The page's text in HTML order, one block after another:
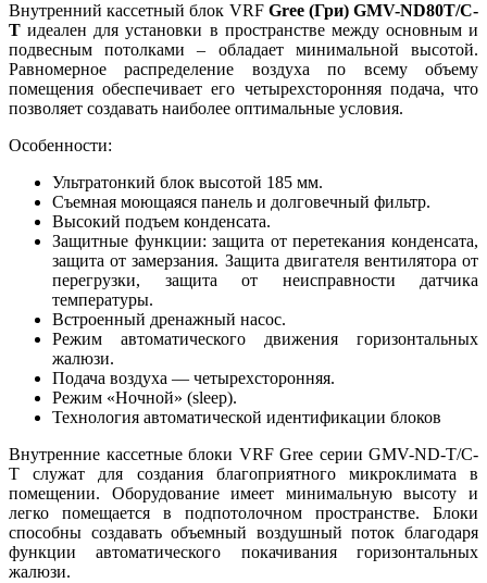
Внутренний кассетный блок VRF Gree (Гри) GMV-ND80T/C-
Tидеален для установки в пространстве между основным и
подвесным потолками – обладает минимальной высотой.
Равномерное распределение воздуха по всему объему
помещения обеспечивает его четырехсторонняя подача, что
позволяет создавать наиболее оптимальные условия.
Особенности:
Ультратонкий блок высотой 185 мм.
Съемная моющаяся панель и долговечный фильтр.
Высокий подъем конденсата.
Защитные функции: защита от перетекания конденсата,
защита от замерзания. Защита двигателя вентилятора от
перегрузки, защита от неисправности датчика
температуры.
Встроенный дренажный насос.
Режим автоматического движения горизонтальных
жалюзи.
Подача воздуха — четырехсторонняя.
Режим «Ночной» (sleep).
Технология автоматической идентификации блоков
Внутренние кассетные блоки VRF Gree серии GMV-ND-T/С-
T служат для создания благоприятного микроклимата в
помещении. Оборудование имеет минимальную высоту и
легко помещается в подпотолочном пространстве. Блоки
способны создавать объемный воздушный поток благодаря
функции автоматического покачивания горизонтальных
жалюзи.